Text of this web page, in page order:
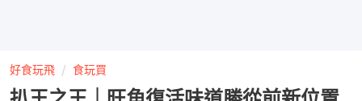
好食玩飛 食玩買